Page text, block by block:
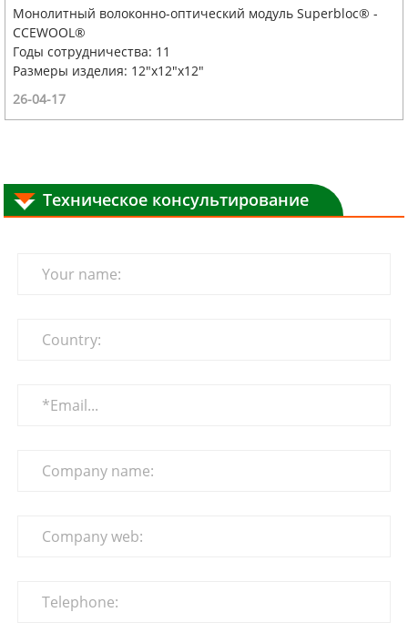
Монолитный волоконно-оптический модуль Superbloc® -
CCEWOOL®
Годы сотрудничества: 11
Размеры изделия: 12"x12"x12"
26-04-17
Техническое консультирование